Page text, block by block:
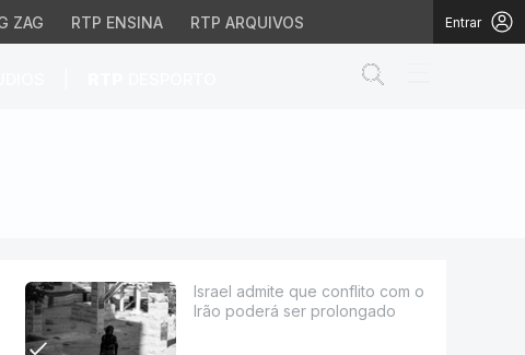
ZAG RTP ENSINA RTP ARQUIVOS Entrar
ser prolongado
Israel admite que conflito com o
Irão poderá ser prolongado